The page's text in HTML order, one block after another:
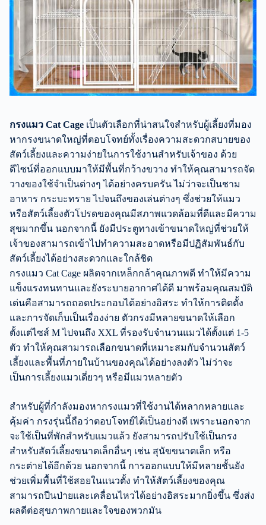
กรงแมว Cat Cage เป็นตัวเลือกที่น่าสนใจสำหรับผู้เลี้ยงที่มอง
หากรงขนาดใหญ่ที่ตอบโจทย์ทั้งเรื่องความสะดวกสบายของ
สัตว์เลี้ยงและความง่ายในการใช้งานสำหรับเจ้าของ ด้วย
ดีไซน์ที่ออกแบบมาให้มีพื้นที่กว้างขวาง ทำให้คุณสามารถจัด
วางของใช้จำเป็นต่างๆ ได้อย่างครบครัน ไม่ว่าจะเป็นชาม
อาหาร กระบะทราย ไปจนถึงของเล่นต่างๆ ซึ่งช่วยให้แมว
หรือสัตว์เลี้ยงตัวโปรดของคุณมีสภาพแวดล้อมที่ดีและมีความ
สุขมากขึ้น นอกจากนี้ ยังมีประตูทางเข้าขนาดใหญ่ที่ช่วยให้
เจ้าของสามารถเข้าไปทำความสะอาดหรือมีปฏิสัมพันธ์กับ
สัตว์เลี้ยงได้อย่างสะดวกและใกล้ชิด
กรงแมว Cat Cage ผลิตจากเหล็กกล้าคุณภาพดี ทำให้มีความ
แข็งแรงทนทานและยังระบายอากาศได้ดี มาพร้อมคุณสมบัติ
เด่นคือสามารถถอดประกอบได้อย่างอิสระ ทำให้การติดตั้ง
และการจัดเก็บเป็นเรื่องง่าย ตัวกรงมีหลายขนาดให้เลือก
ตั้งแต่ไซส์ M ไปจนถึง XXL ที่รองรับจำนวนแมวได้ตั้งแต่ 1-5
ตัว ทำให้คุณสามารถเลือกขนาดที่เหมาะสมกับจำนวนสัตว์
เลี้ยงและพื้นที่ภายในบ้านของคุณได้อย่างลงตัว ไม่ว่าจะ
เป็นการเลี้ยงแมวเดี่ยวๆ หรือมีแมวหลายตัว
สำหรับผู้ที่กำลังมองหากรงแมวที่ใช้งานได้หลากหลายและ
คุ้มค่า กรงรุ่นนี้ถือว่าตอบโจทย์ได้เป็นอย่างดี เพราะนอกจาก
จะใช้เป็นที่พักสำหรับแมวแล้ว ยังสามารถปรับใช้เป็นกรง
สำหรับสัตว์เลี้ยงขนาดเล็กอื่นๆ เช่น สุนัขขนาดเล็ก หรือ
กระต่ายได้อีกด้วย นอกจากนี้ การออกแบบให้มีหลายชั้นยัง
ช่วยเพิ่มพื้นที่ใช้สอยในแนวตั้ง ทำให้สัตว์เลี้ยงของคุณ
สามารถปีนป่ายและเคลื่อนไหวได้อย่างอิสระมากยิ่งขึ้น ซึ่งส่ง
ผลดีต่อสุขภาพกายและใจของพวกมัน